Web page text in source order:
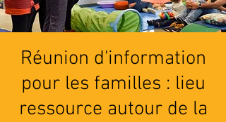
Réunion d'information
pour les familles : lieu
ressource autour de la